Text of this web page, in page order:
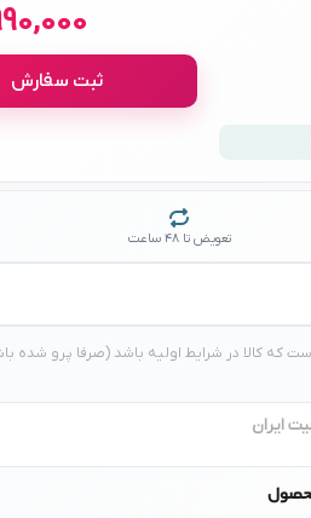
که کالا در شرایط اولیه باشد (صرفا پرو شده
ثبت سفارش
تعویض تا ۴۸ ساعت
ایران